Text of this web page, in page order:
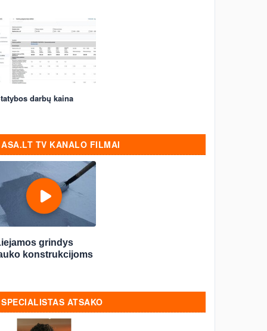
darbų kaina
ASA.LT TV KANALO FILMAI
grindys
konstrukcijoms
SPECIALISTAS ATSAKO